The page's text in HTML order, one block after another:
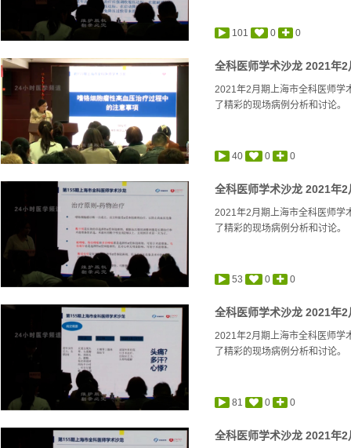
101 0 0
全科医师学术沙龙 2021年
2021年2月期上海市全科医师学
了精彩的现场病例分析和讨论。
40 0 0
全科医师学术沙龙 2021年
2021年2月期上海市全科医师学
了精彩的现场病例分析和讨论。
53 0 0
全科医师学术沙龙 2021年
2021年2月期上海市全科医师学
了精彩的现场病例分析和讨论。
81 0 0
全科医师学术沙龙 2021年2